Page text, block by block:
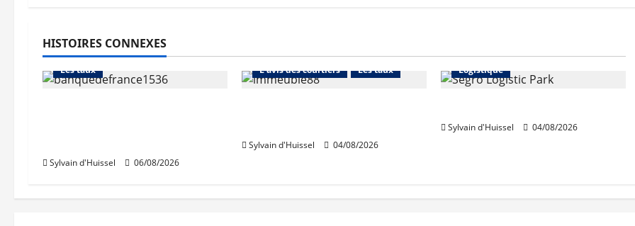
HISTOIRES CONNEXES
Abonnés
Financement
Les taux
Sylvain d'Huissel 06/08/2026
L'avis des courtiers
Les taux
Sylvain d'Huissel 04/08/2026
Logistique
Sylvain d'Huissel 04/08/2026